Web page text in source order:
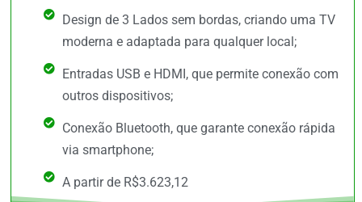
Design de 3 Lados sem bordas, criando uma TV
moderna e adaptada para qualquer local;
Entradas USB e HDMI, que permite conexão com
outros dispositivos;
Conexão Bluetooth, que garante conexão rápida
via smartphone;
A partir de R$3.623,12